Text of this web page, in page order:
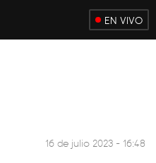
EN VIVO
16 de julio 2023 - 16:48